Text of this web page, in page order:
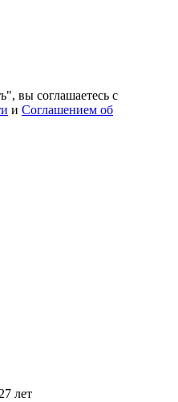
вы соглашаетесь с
и Соглашением об
лет